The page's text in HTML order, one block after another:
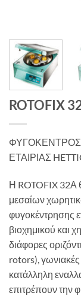
ROTOFIX
ΦΥΓΟΚΕΝΤΡΟΣ
ΕΤΑΙΡΙΑΣ
Η ROTOFIX 32Α
μεσαίων
φυγοκέντρησης
βιοχημικού και
διάφορες
rotors), γωνιακές
κατάλληλη
επιτρέπουν την